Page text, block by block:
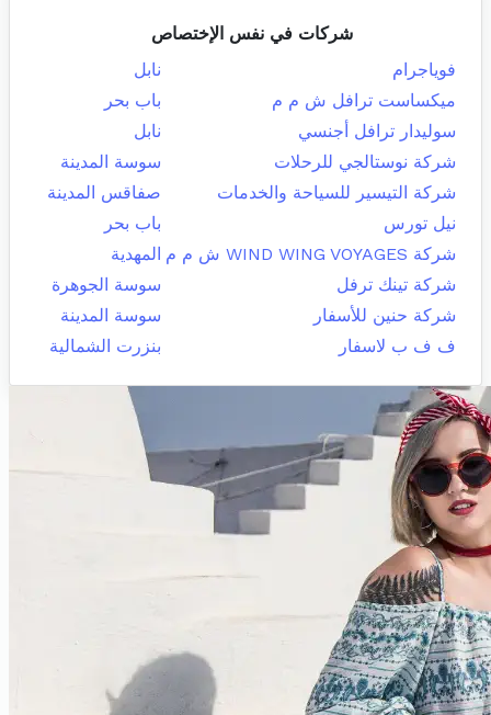
شركات في نفس الإختصاص
فوياجرام
نابل
ميكساست ترافل ش م م
باب بحر
سوليدار ترافل أجنسي
نابل
شركة نوستالجي للرحلات
سوسة المدينة
شركة التيسير للسياحة والخدمات
صفاقس المدينة
نيل تورس
باب بحر
شركة WIND WING VOYAGES ش م م
المهدية
شركة تينك ترفل
سوسة الجوهرة
شركة حنين للأسفار
سوسة المدينة
ف ف ب لاسفار
بنزرت الشمالية